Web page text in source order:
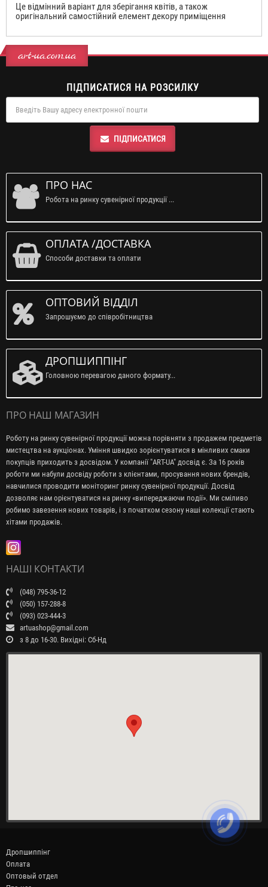
Це відмінний варіант для зберігання квітів, а також
оригінальний самостійний елемент декору приміщення
art-ua.com.ua
ПІДПИСАТИСЯ НА РОЗСИЛКУ
ПІДПИСАТИСЯ
ПРО НАС
Робота на ринку сувенірної продукції ...
ОПЛАТА /ДОСТАВКА
Способи доставки та оплати
ОПТОВИЙ ВІДДІЛ
Запрошуємо до співробітництва
ДРОПШИППІНГ
Головною перевагою даного формату...
ПРО НАШ МАГАЗИН
Роботу на ринку сувенірної продукції можна порівняти з продажем предметів
мистецтва на аукціонах. Уміння швидко зорієнтуватися в мінливих смаки
покупців приходить з досвідом. У компанії "ART-UA" досвід є. За 16 років
роботи ми набули досвіду роботи з клієнтами, просування нових брендів,
навчилися проводити моніторинг ринку сувенірної продукції. Досвід
дозволяє нам орієнтуватися на ринку «випереджаючи події». Ми сміливо
робимо завезення нових товарів, і з початком сезону наші колекції стають
хітами продажів.
НАШІ КОНТАКТИ
(048) 795-36-12
(050) 157-288-8
(093) 023-444-3
artuashop@gmail.com
з 8 до 16-30. Вихідні: Сб-Нд
Дропшиппінг
Оплата
Оптовый отдел